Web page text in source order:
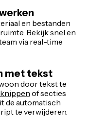
en bestanden
Bekijk snel en
via real-time
met tekst
door tekst te
of secties
de automatisch
te verwijderen.